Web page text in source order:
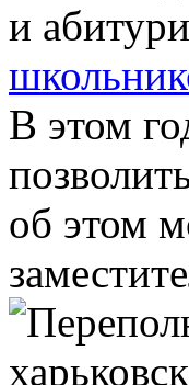
В этом
об этом